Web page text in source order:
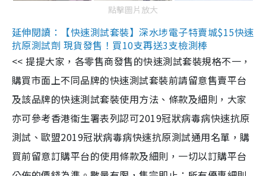
點擊圖片放大
延伸閱讀：【快速測試套裝】深水埗電子特賣城$15快速
抗原測試劑 現貨發售！買10支再送3支檢測棒
<< 提提大家，各零售商發售的快速測試套裝規格不一，
購買市面上不同品牌的快速測試套裝前請留意售賣平台
及該品牌的快速測試套裝使用方法、條款及細則，大家
亦可參考香港衞生署表列認可2019冠狀病毒病快速抗原
測試、歐盟2019冠狀病毒病快速抗原測試通用名單，購
買前留意訂購平台的使用條款及細則，一切以訂購平台